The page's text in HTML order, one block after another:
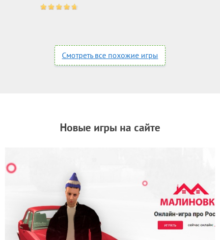
Смотреть все похожие игры
Новые игры на сайте